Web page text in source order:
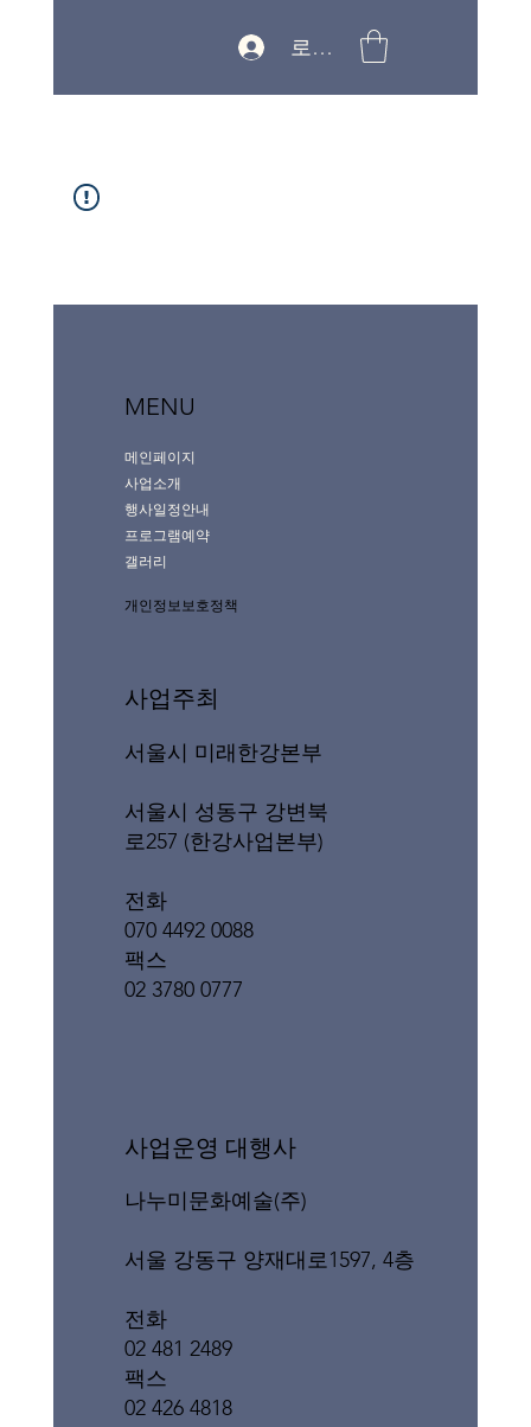
로그인
MENU
메인페이지
사업소개
행사일정안내
프로그램예약
갤러리
개인정보보호정책
사업주최
서울시 미래한강본부
서울시 성동구 강변북
로257 (한강사업본부)
전화
070 4492 0088
팩스
02 3780 0777
​사업운영 대행사
나누미문화예술(주)
서울 강동구 양재대로1597, 4층
전화
02 481 2489
팩스
02 426 4818